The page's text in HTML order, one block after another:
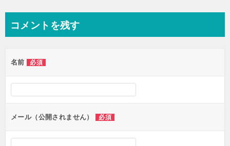
ビ
ー
シ
ン
コメントを残す
名前 必須
メール（公開されません） 必須